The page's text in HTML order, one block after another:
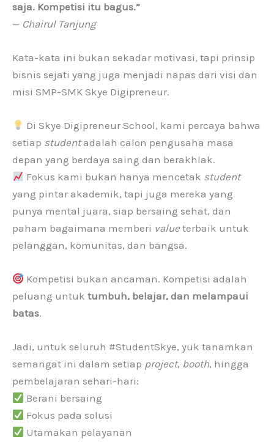
saja. Kompetisi itu bagus.”
— Chairul Tanjung
Kata-kata ini bukan sekadar motivasi, tapi prinsip
bisnis sejati yang juga menjadi napas dari visi dan
misi SMP-SMK Skye Digipreneur.
Di Skye Digipreneur School, kami percaya bahwa
setiap studentadalah calon pengusaha masa
depan yang berdaya saing dan berakhlak.
Fokus kami bukan hanya mencetak student
yang pintar akademik, tapi juga mereka yang
punya mental juara, siap bersaing sehat, dan
paham bagaimana memberi value terbaik untuk
pelanggan, komunitas, dan bangsa.
Kompetisi bukan ancaman. Kompetisi adalah
peluang untuk tumbuh, belajar, dan melampaui
batas.
Jadi, untuk seluruh #StudentSkye, yuk tanamkan
semangat ini dalam setiap project, booth, hingga
pembelajaran sehari-hari:
Berani bersaing
Fokus pada solusi
Utamakan pelayanan